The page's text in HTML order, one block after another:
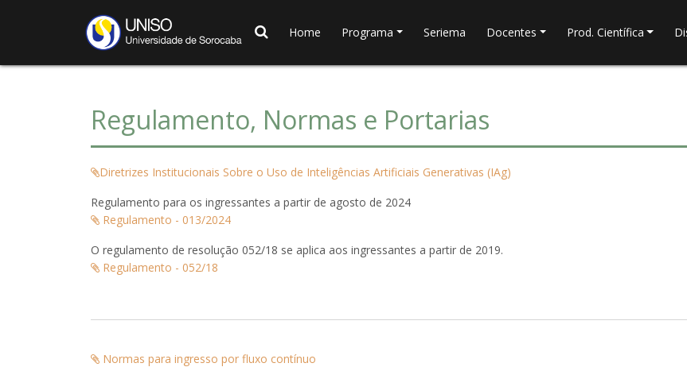
Home Programa Seriema Docentes Prod. Científica
Regulamento, Normas e Portarias
Diretrizes Institucionais Sobre o Uso de Inteligências Artificiais Generativas (IAg)
Regulamento para os ingressantes a partir de agosto de 2024
Regulamento - 013/2024
O regulamento de resolução 052/18 se aplica aos ingressantes a partir de 2019.
Regulamento - 052/18
Normas para ingresso por fluxo contínuo